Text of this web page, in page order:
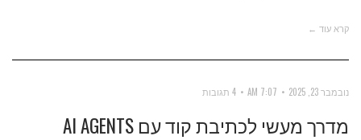
קרא עוד ←
נובמבר 23, 2025 7:07 AM 4 תגובות
מדרך מעשי לכתיבת קוד עם AI AGENTS